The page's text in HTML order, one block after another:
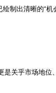
出清晰的“机
是关乎市场地